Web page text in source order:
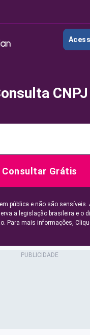
CNPJ
Consultar Grátis
pública e não são
a legislação brasileira e o
Para mais informações,